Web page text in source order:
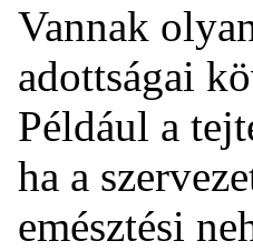
Vannak
adottságai
Például a
ha a
emésztési